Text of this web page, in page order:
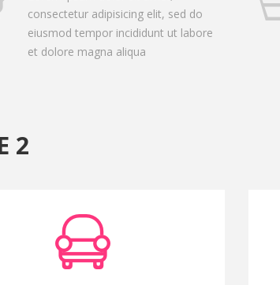
consectetur adipisicing elit, sed do
eiusmod tempor incididunt ut labore
et dolore magna aliqua
2